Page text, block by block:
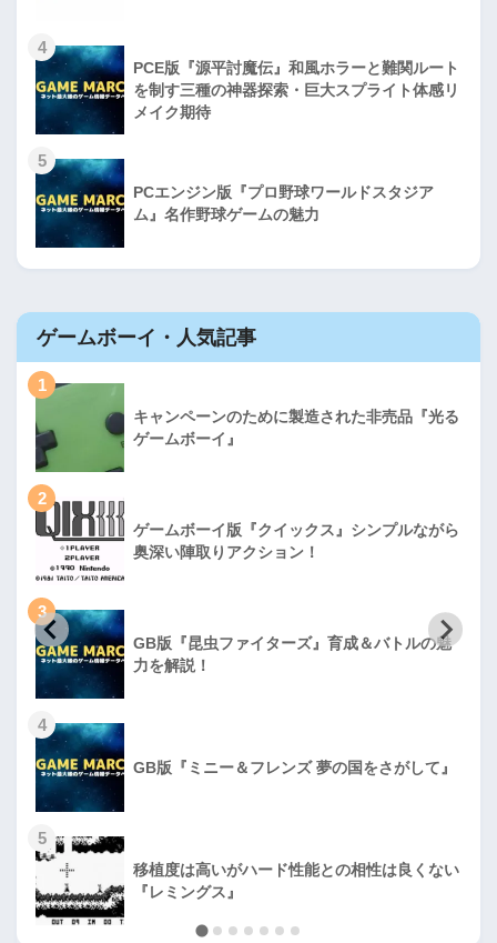
4
PCE版『源平討魔伝』和風ホラーと難関ルート
を制す三種の神器探索・巨大スプライト体感リ
メイク期待
5
PCエンジン版『プロ野球ワールドスタジア
ム』名作野球ゲームの魅力
ゲームボーイ・人気記事
1
キャンペーンのために製造された非売品『光る
ゲームボーイ』
2
ゲームボーイ版『クイックス』シンプルながら
奥深い陣取りアクション！
3
GB版『昆虫ファイターズ』育成＆バトルの魅
力を解説！
4
GB版『ミニー＆フレンズ 夢の国をさがして』
5
移植度は高いがハード性能との相性は良くない
『レミングス』